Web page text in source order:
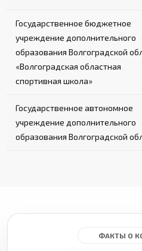
Государственное бюджетное
учреждение дополнительного
образования Волгоградской
«Волгоградская областная
спортивная школа»
Государственное автономное
учреждение дополнительного
образования Волгоградской
ФАКТЫ О